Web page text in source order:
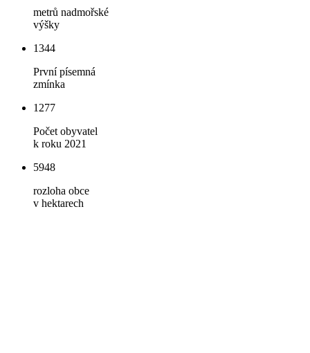
metrů nadmořské
výšky
1344
První písemná
zmínka
1277
Počet obyvatel
k roku 2021
5948
rozloha obce
v hektarech